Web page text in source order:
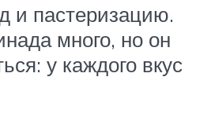
и пастеризацию.
много, но он
у каждого вкус